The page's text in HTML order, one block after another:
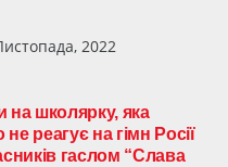
2022
на школярку, яка
реагує на гімн Росії
гаслом “Слава